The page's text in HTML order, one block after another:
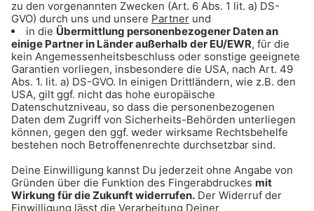
ANZEIGE - Klaer Kosmetik - Naturnahe
Wirkkosmetik für empfindliche Haut